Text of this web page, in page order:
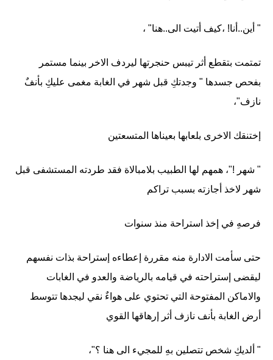
" أين..أنا! ،كيف أتيت الى..هنا" ،
تمتمت بتقطع أثر تيبس حنجرتها ليردف الاخر بينما مستمر
بفحص جسدها " وجدتكِ قبل شهر في الغابة مغمى عليكِ بأنفٌ
نازف"،
إختنقك الاخرى بلعابها بعيناها المتسعتين
" شهر !"، همهم لها الطبيب بلامبالاة فقد طردته المستشفى قبل
شهر لاخذ أجازته بسبب تراكم
فرصهِ في إخذ استراحة منذ سنوات
حتى سأمت الادارة منه مقررة إعطاءه إستراحة بذات نفسهم
ليقضى إستراحته في قيامه بالرياضة والعدو في الغابات
والاماكن المفتوحة التي تحتوي على هواءٌ نقي ليجدها تتوسط
أرض الغابة بأنف نازف أثر إرهاقها القوي
" ألديكِ شخص تتصلين بهِ للمجيء الى هنا ؟"،